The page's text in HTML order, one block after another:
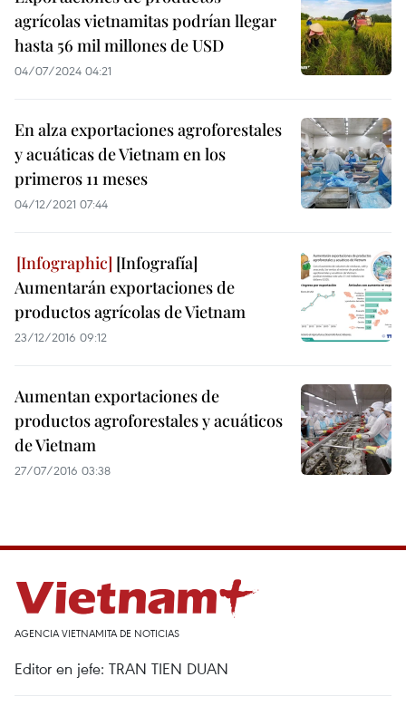
agrícolas vietnamitas podrían llegar
hasta 56 mil millones de USD
04/07/2024 04:21
En alza exportaciones agroforestales
y acuáticas de Vietnam en los
primeros 11 meses
04/12/2021 07:44
[Infografía]
Aumentarán exportaciones de
productos agrícolas de Vietnam
23/12/2016 09:12
Aumentan exportaciones de
productos agroforestales y acuáticos
de Vietnam
27/07/2016 03:38
AGENCIA VIETNAMITA DE NOTICIAS
Editor en jefe: TRAN TIEN DUAN